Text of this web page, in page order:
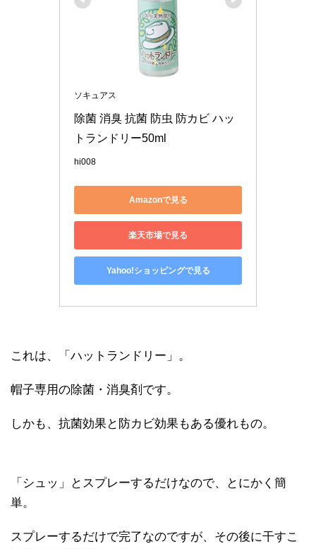
ソキュアス
除菌 消臭 抗菌 防虫 防カビ ハッ
トランドリー50ml
hi008
Amazonで見る
楽天市場で見る
Yahoo!ショッピングで見る
これは、「ハットランドリー」。
帽子専用の除菌・消臭剤です。
しかも、抗菌効果と防カビ効果もある優れもの。
「シュッ」とスプレーするだけなので、とにかく簡
単。
スプレーするだけで完了なのですが、その後に干すこ